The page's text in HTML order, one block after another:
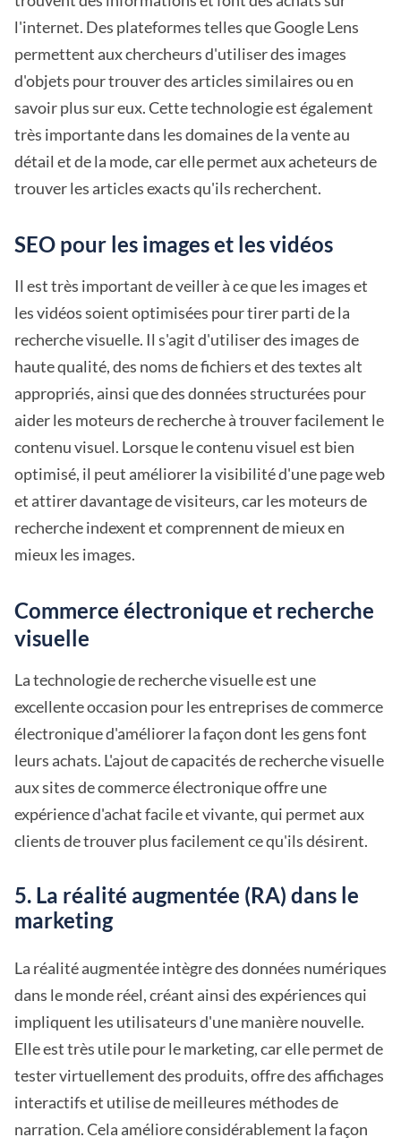
l'internet. Des plateformes telles que Google Lens
permettent aux chercheurs d'utiliser des images
d'objets pour trouver des articles similaires ou en
savoir plus sur eux. Cette technologie est également
très importante dans les domaines de la vente au
détail et de la mode, car elle permet aux acheteurs de
trouver les articles exacts qu'ils recherchent.
SEO pour les images et les vidéos
Il est très important de veiller à ce que les images et
les vidéos soient optimisées pour tirer parti de la
recherche visuelle. Il s'agit d'utiliser des images de
haute qualité, des noms de fichiers et des textes alt
appropriés, ainsi que des données structurées pour
aider les moteurs de recherche à trouver facilement le
contenu visuel. Lorsque le contenu visuel est bien
optimisé, il peut améliorer la visibilité d'une page web
et attirer davantage de visiteurs, car les moteurs de
recherche indexent et comprennent de mieux en
mieux les images.
Commerce électronique et recherche
visuelle
La technologie de recherche visuelle est une
excellente occasion pour les entreprises de commerce
électronique d'améliorer la façon dont les gens font
leurs achats. L'ajout de capacités de recherche visuelle
aux sites de commerce électronique offre une
expérience d'achat facile et vivante, qui permet aux
clients de trouver plus facilement ce qu'ils désirent.
5. La réalité augmentée (RA) dans le
marketing
La réalité augmentée intègre des données numériques
dans le monde réel, créant ainsi des expériences qui
impliquent les utilisateurs d'une manière nouvelle.
Elle est très utile pour le marketing, car elle permet de
tester virtuellement des produits, offre des affichages
interactifs et utilise de meilleures méthodes de
narration. Cela améliore considérablement la façon